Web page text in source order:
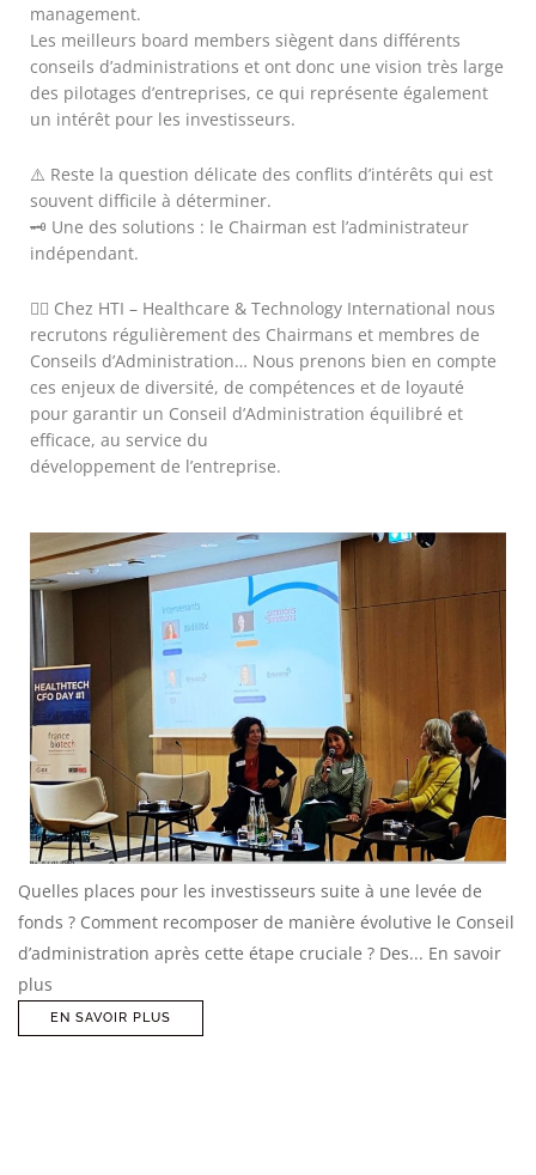
management.
Les meilleurs board members siègent dans différents
conseils d’administrations et ont donc une vision très large
des pilotages d’entreprises, ce qui représente également
un intérêt pour les investisseurs.
⚠️ Reste la question délicate des conflits d’intérêts qui est
souvent difficile à déterminer.
🗝 Une des solutions : le Chairman est l’administrateur
indépendant.
👉🏻 Chez HTI – Healthcare & Technology International nous
recrutons régulièrement des Chairmans et membres de
Conseils d’Administration… Nous prenons bien en compte
ces enjeux de diversité, de compétences et de loyauté
pour garantir un Conseil d’Administration équilibré et
efficace, au service du
développement de l’entreprise.
Quelles places pour les investisseurs suite à une levée de
fonds ? Comment recomposer de manière évolutive le Conseil
d’administration après cette étape cruciale ? Des... En savoir
plus
EN SAVOIR PLUS